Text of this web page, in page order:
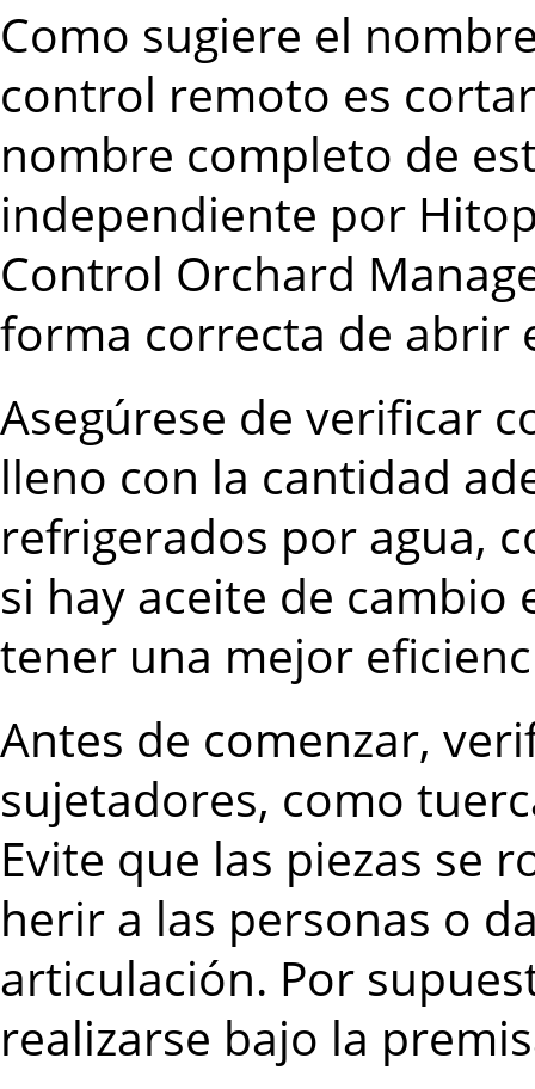
Como sugiere el
control remoto es
nombre completo de
independiente por
Control Orchard
forma correcta de abrir
Asegúrese de verificar
lleno con la cantidad
refrigerados por agua,
si hay aceite de
tener una mejor
Antes de comenzar,
sujetadores, como
Evite que las piezas se
herir a las personas o
articulación. Por
realizarse bajo la